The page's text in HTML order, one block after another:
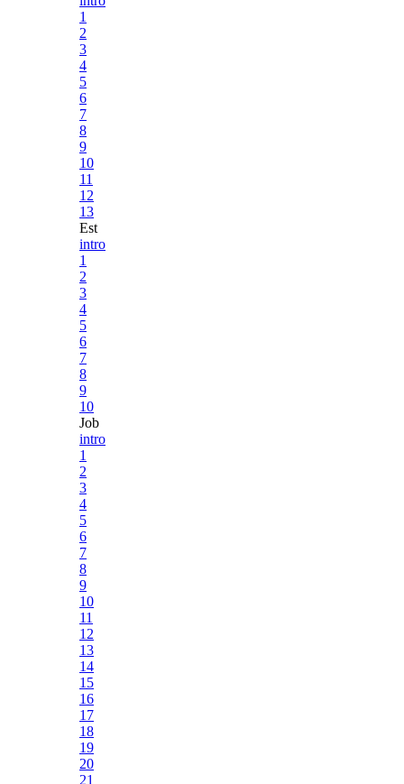
1
2
3
4
5
6
7
8
9
10
11
12
13
Est
intro
1
2
3
4
5
6
7
8
9
10
Job
intro
1
2
3
4
5
6
7
8
9
10
11
12
13
14
15
16
17
18
19
20
21